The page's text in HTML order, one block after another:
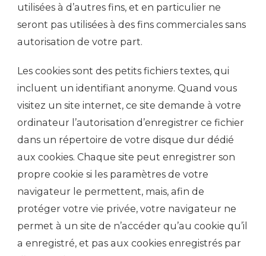
utilisées à d’autres fins, et en particulier ne
seront pas utilisées à des fins commerciales sans
autorisation de votre part.
Les cookies sont des petits fichiers textes, qui
incluent un identifiant anonyme. Quand vous
visitez un site internet, ce site demande à votre
ordinateur l’autorisation d’enregistrer ce fichier
dans un répertoire de votre disque dur dédié
aux cookies. Chaque site peut enregistrer son
propre cookie si les paramètres de votre
navigateur le permettent, mais, afin de
protéger votre vie privée, votre navigateur ne
permet à un site de n’accéder qu’au cookie qu’il
a enregistré, et pas aux cookies enregistrés par